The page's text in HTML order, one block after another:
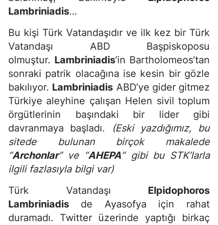
Lambriniadis…
Bu kişi Türk Vatandaşıdır ve ilk kez bir Türk
Vatandaşı ABD Başpiskoposu
olmuştur. Lambriniadis’in Bartholomeos’tan
sonraki patrik olacağına ise kesin bir gözle
bakılıyor. Lambriniadis ABD’ye gider gitmez
Türkiye aleyhine çalışan Helen sivil toplum
örgütlerinin başındaki bir lider gibi
davranmaya başladı.
(Eski yazdığımız, bu
sitede bulunan birçok makalede
“Archonlar” ve “AHEPA” gibi bu STK’larla
ilgili fazlasıyla bilgi var)
Türk Vatandaşı Elpidophoros
Lambriniadis de Ayasofya için rahat
duramadı. Twitter üzerinde yaptığı birkaç